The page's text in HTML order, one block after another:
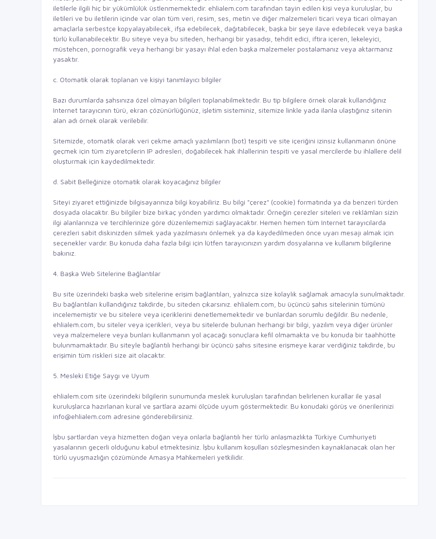
iletilerle ilgili hiç bir yükümlülük üstlenmemektedir. ehlialem.com tarafından tayin edilen kişi veya kuruluşlar, bu
iletileri ve bu iletilerin içinde var olan tüm veri, resim, ses, metin ve diğer malzemeleri ticari veya ticari olmayan
amaçlarla serbestçe kopyalayabilecek, ifşa edebilecek, dağıtabilecek, başka bir şeye ilave edebilecek veya başka
türlü kullanabilecektir. Bu siteye veya bu siteden, herhangi bir yasadışı, tehdit edici, iftira içeren, lekeleyici,
müstehcen, pornografik veya herhangi bir yasayı ihlal eden başka malzemeler postalamanız veya aktarmanız
yasaktır.
c. Otomatik olarak toplanan ve kişiyi tanımlayıcı bilgiler
Bazı durumlarda şahsınıza özel olmayan bilgileri toplanabilmektedir. Bu tip bilgilere örnek olarak kullandığınız
Internet tarayıcının türü, ekran çözünürlüğünüz, işletim sisteminiz, sitemize linkle yada ilanla ulaştığınız sitenin
alan adı örnek olarak verilebilir.
Sitemizde, otomatik olarak veri çekme amaçlı yazılımların (bot) tespiti ve site içeriğini izinsiz kullanmanın önüne
geçmek için tüm ziyaretçilerin IP adresleri, doğabilecek hak ihlallerinin tespiti ve yasal mercilerde bu ihlallere delil
oluşturmak için kaydedilmektedir.
d. Sabit Belleğinize otomatik olarak koyacağınız bilgiler
Siteyi ziyaret ettiğinizde bilgisayarınıza bilgi koyabiliriz. Bu bilgi "çerez" (cookie) formatında ya da benzeri türden
dosyada olacaktır. Bu bilgiler bize birkaç yönden yardımcı olmaktadır. Örneğin çerezler siteleri ve reklâmları sizin
ilgi alanlarınıza ve tercihlerinize göre düzenlememizi sağlayacaktır. Hemen hemen tüm Internet tarayıcılarda
çerezleri sabit diskinizden silmek yada yazılmasını önlemek ya da kaydedilmeden önce uyarı mesajı almak için
seçenekler vardır. Bu konuda daha fazla bilgi için lütfen tarayıcınızın yardım dosyalarına ve kullanım bilgilerine
bakınız.
4. Başka Web Sitelerine Bağlantılar
Bu site üzerindeki başka web sitelerine erişim bağlantıları, yalnızca size kolaylık sağlamak amacıyla sunulmaktadır.
Bu bağlantıları kullandığınız takdirde, bu siteden çıkarsınız. ehlialem.com, bu üçüncü şahıs sitelerinin tümünü
incelememiştir ve bu sitelere veya içeriklerini denetlememektedir ve bunlardan sorumlu değildir. Bu nedenle,
ehlialem.com, bu siteler veya içerikleri, veya bu sitelerde bulunan herhangi bir bilgi, yazılım veya diğer ürünler
veya malzemelere veya bunları kullanmanın yol açacağı sonuçlara kefil olmamakta ve bu konuda bir taahhütte
bulunmamaktadır. Bu siteyle bağlantılı herhangi bir üçüncü şahıs sitesine erişmeye karar verdiğiniz takdirde, bu
erişimin tüm riskleri size ait olacaktır.
5. Mesleki Etiğe Saygı ve Uyum
ehlialem.com site üzerindeki bilgilerin sunumunda meslek kuruluşları tarafından belirlenen kurallar ile yasal
kuruluşlarca hazırlanan kural ve şartlara azami ölçüde uyum göstermektedir. Bu konudaki görüş ve önerilerinizi
info@ehlialem.com adresine gönderebilirsiniz.
İşbu şartlardan veya hizmetten doğan veya onlarla bağlantılı her türlü anlaşmazlıkta Türkiye Cumhuriyeti
yasalarının geçerli olduğunu kabul etmektesiniz. İşbu kullanım koşulları sözleşmesinden kaynaklanacak olan her
türlü uyuşmazlığın çözümünde Amasya Mahkemeleri yetkilidir.